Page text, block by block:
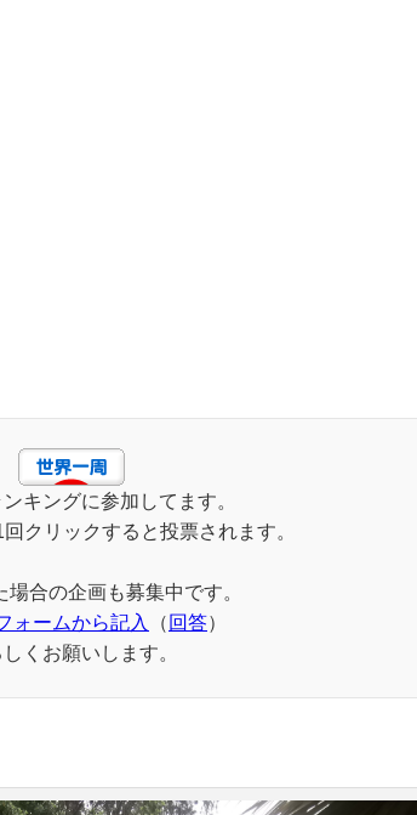
キングに参加してます。
クリックすると投票されます。
場合の企画も募集中です。
ォームから記入
（ 回答）
くお願いします。